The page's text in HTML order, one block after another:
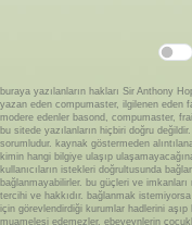
buraya yazılanların hakları Sir Anthony
yazan eden compumaster, ilgilenen eden
modere edenler basond, compumaster,
bu sitede yazılanların hiçbiri doğru
sorumludur. kaynak göstermeden
kimin hangi bilgiye ulaşıp
kullanıcıların istekleri doğrultusunda
bağlanmayabilirler. bu güçleri ve
tercihi ve hakkıdır. bağlanmak
için görevlendirdiği kurumlar hadlerini
muamelesi edemezler. ebeveynlerin